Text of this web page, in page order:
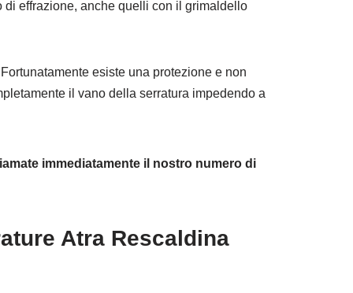
di effrazione, anche quelli con il grimaldello
esiste una protezione e non
il vano della serratura impedendo a
immediatamente il nostro numero di
Atra Rescaldina